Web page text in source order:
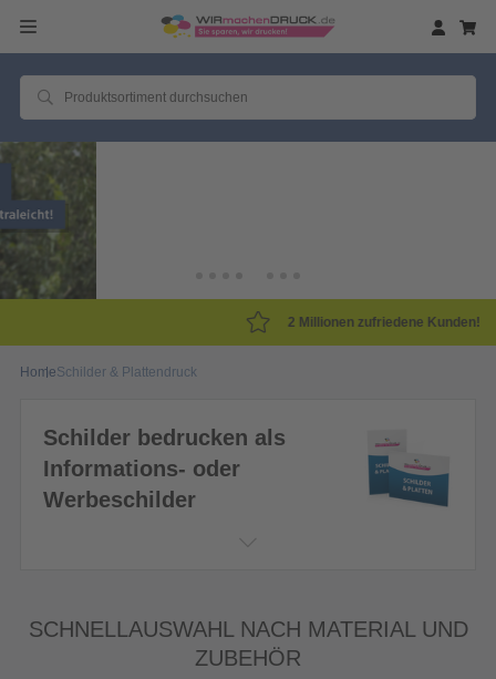
2 Millionen zufriedene Kunden!
HomeSchilder & Plattendruck
Schilder bedrucken als
Informations- oder
Werbeschilder
SCHNELLAUSWAHL NACH MATERIAL UND
ZUBEHÖR